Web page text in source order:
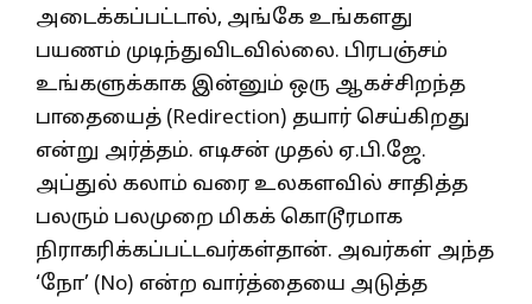
அடைக்கப்பட்டால், அங்கே உங்களது
பயணம் முடிந்துவிடவில்லை. பிரபஞ்சம்
உங்களுக்காக இன்னும் ஒரு ஆகச்சிறந்த
பாதையைத் (Redirection) தயார் செய்கிறது
என்று அர்த்தம். எடிசன் முதல் ஏ.பி.ஜே.
அப்துல் கலாம் வரை உலகளவில் சாதித்த
பலரும் பலமுறை மிகக் கொடூரமாக
நிராகரிக்கப்பட்டவர்கள்தான். அவர்கள் அந்த
‘நோ’ (No) என்ற வார்த்தையை அடுத்த